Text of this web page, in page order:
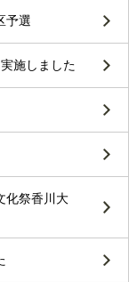
予選
施しました
化祭香川大